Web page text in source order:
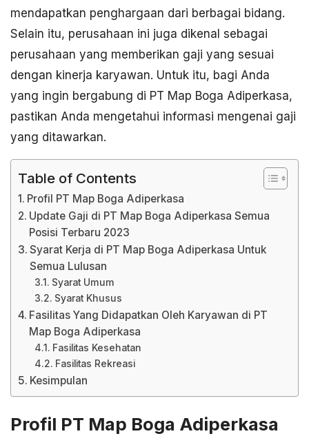
mendapatkan penghargaan dari berbagai bidang.
Selain itu, perusahaan ini juga dikenal sebagai
perusahaan yang memberikan gaji yang sesuai
dengan kinerja karyawan. Untuk itu, bagi Anda
yang ingin bergabung di PT Map Boga Adiperkasa,
pastikan Anda mengetahui informasi mengenai gaji
yang ditawarkan.
Table of Contents
Profil PT Map Boga Adiperkasa
Update Gaji di PT Map Boga Adiperkasa Semua
Posisi Terbaru 2023
Syarat Kerja di PT Map Boga Adiperkasa Untuk
Semua Lulusan
Syarat Umum
Syarat Khusus
Fasilitas Yang Didapatkan Oleh Karyawan di PT
Map Boga Adiperkasa
Fasilitas Kesehatan
Fasilitas Rekreasi
Kesimpulan
Profil PT Map Boga Adiperkasa